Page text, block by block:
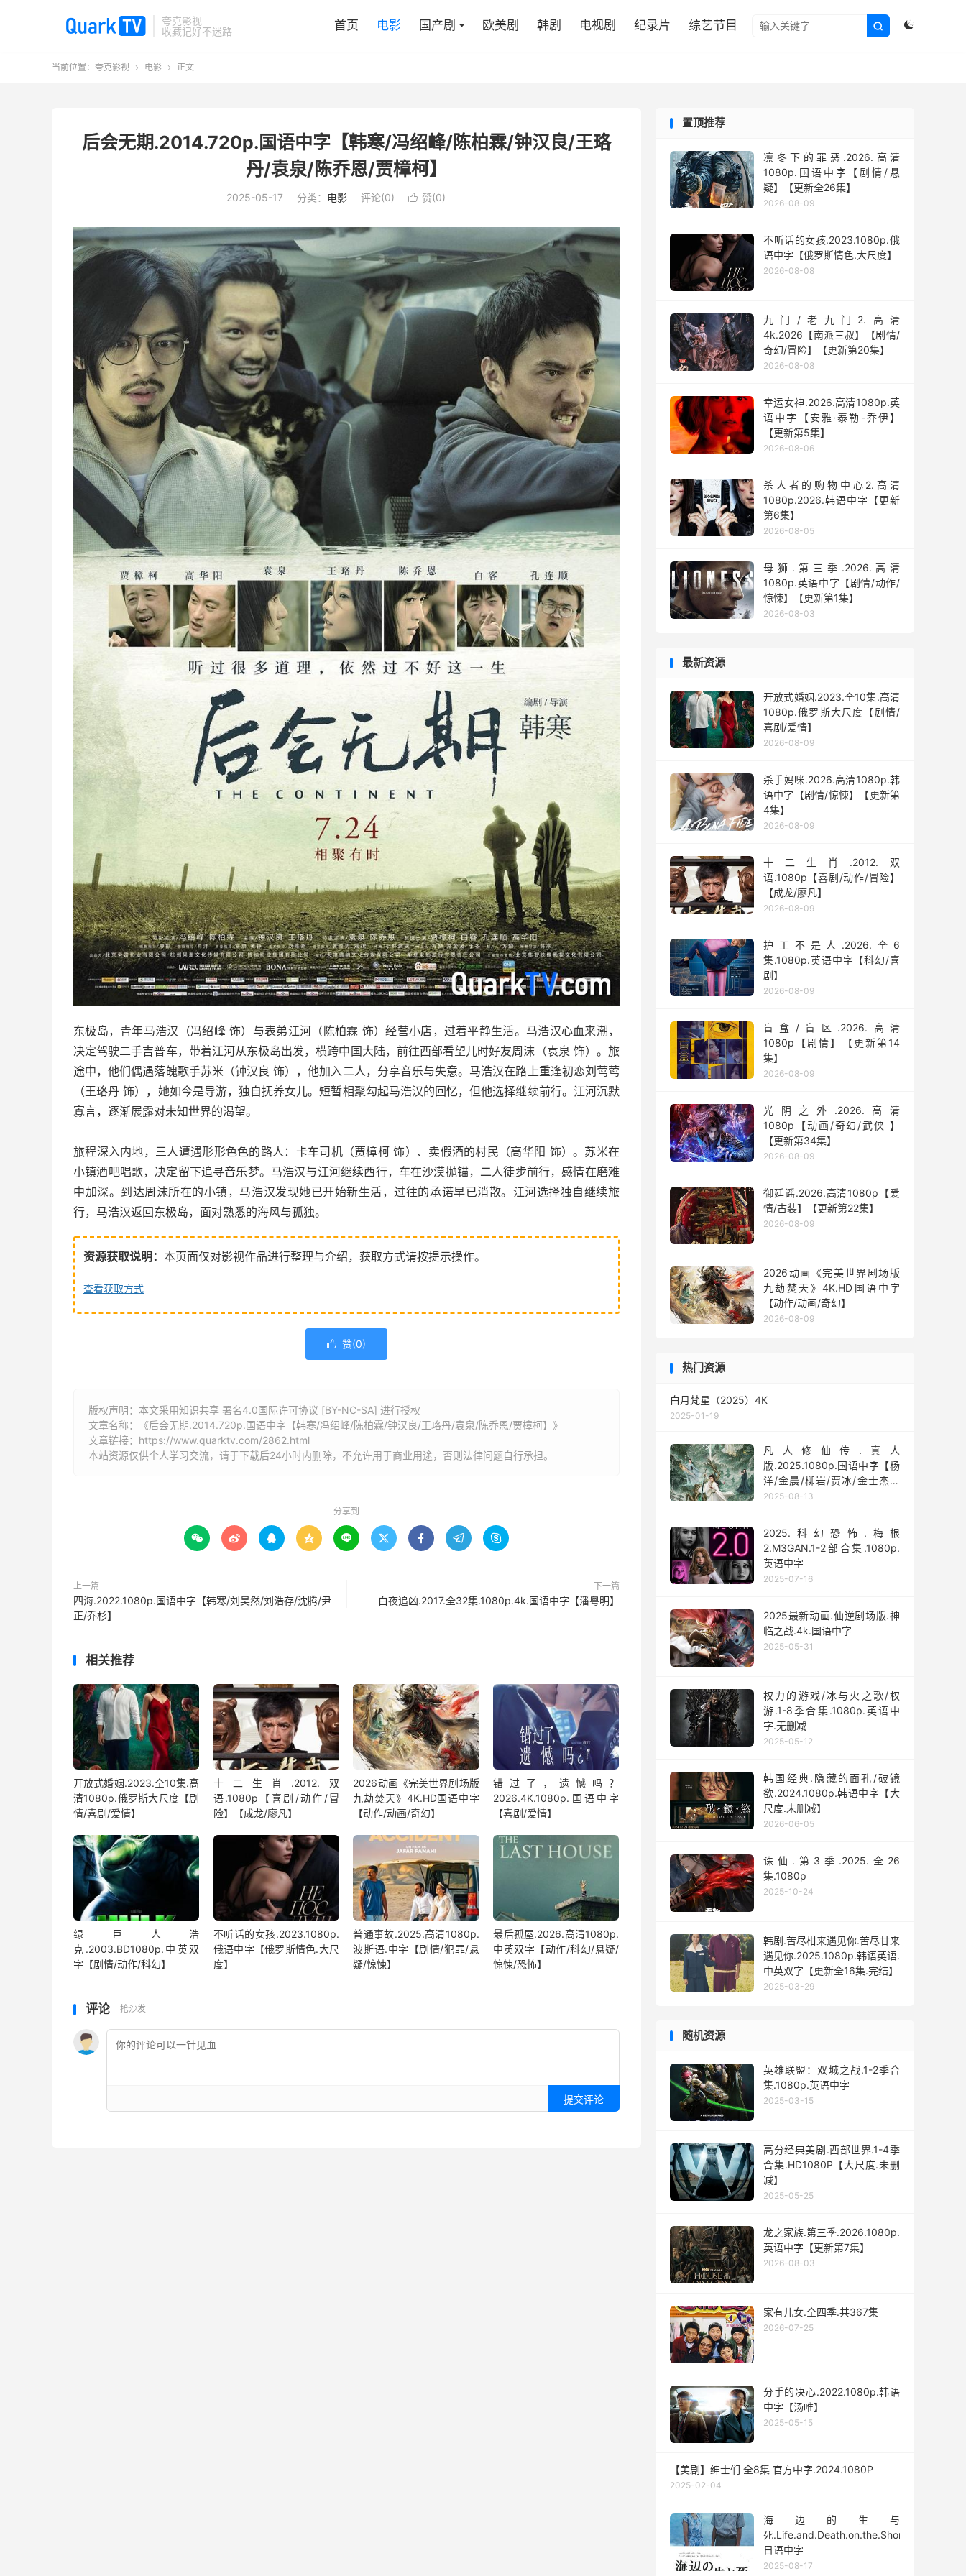
夸克影视
收藏记好不迷路


首页 电影 国产剧 欧美剧 韩剧 电视剧 纪录片 综艺节目
当前位置： 夸克影视  电影  正文
后会无期.2014.720p.国语中字【韩寒/冯绍峰/陈柏霖/钟汉良/王珞
丹/袁泉/陈乔恩/贾樟柯】
2025-05-17 分类： 电影 评论(0)  赞(0)
东极岛，青年马浩汉（冯绍峰 饰）与表弟江河（陈柏霖 饰）经营小店，过着平静生活。马浩汉心血来潮，
决定驾驶二手吉普车，带着江河从东极岛出发，横跨中国大陆，前往西部看望儿时好友周沫（袁泉 饰）。旅
途中，他们偶遇落魄歌手苏米（钟汉良 饰），他加入二人，分享音乐与失意。马浩汉在路上重逢初恋刘莺莺
（王珞丹 饰），她如今是导游，独自抚养女儿。短暂相聚勾起马浩汉的回忆，但他选择继续前行。江河沉默
寡言，逐渐展露对未知世界的渴望。
旅程深入内地，三人遭遇形形色色的路人：卡车司机（贾樟柯 饰）、卖假酒的村民（高华阳 饰）。苏米在
小镇酒吧唱歌，决定留下追寻音乐梦。马浩汉与江河继续西行，车在沙漠抛锚，二人徒步前行，感情在磨难
中加深。到达周沫所在的小镇，马浩汉发现她已开始新生活，过往的承诺早已消散。江河选择独自继续旅
行，马浩汉返回东极岛，面对熟悉的海风与孤独。
资源获取说明： 本页面仅对影视作品进行整理与介绍，获取方式请按提示操作。
查看获取方式
 赞(0)
版权声明：本文采用知识共享 署名4.0国际许可协议 [BY-NC-SA] 进行授权
文章名称：《后会无期.2014.720p.国语中字【韩寒/冯绍峰/陈柏霖/钟汉良/王珞丹/袁泉/陈乔恩/贾樟柯】》
文章链接： https://www.quarktv.com/2862.html
本站资源仅供个人学习交流，请于下载后24小时内删除，不允许用于商业用途，否则法律问题自行承担。
分享到
        
上一篇
四海.2022.1080p.国语中字【韩寒/刘昊然/刘浩存/沈腾/尹
正/乔杉】
下一篇
白夜追凶.2017.全32集.1080p.4k.国语中字【潘粤明】
相关推荐
开放式婚姻.2023.全10集.高
清1080p.俄罗斯大尺度【剧
情/喜剧/爱情】
十二生肖.2012.双
语.1080p【喜剧/动作/冒
险】【成龙/廖凡】
2026动画《完美世界剧场版
九劫焚天》4K.HD国语中字
【动作/动画/奇幻】
错过了，遗憾吗？
2026.4K.1080p.国语中字
【喜剧/爱情】
绿巨人浩
克.2003.BD1080p.中英双
字【剧情/动作/科幻】
不听话的女孩.2023.1080p.
俄语中字【俄罗斯情色.大尺
度】
普通事故.2025.高清1080p.
波斯语.中字【剧情/犯罪/悬
疑/惊悚】
最后孤屋.2026.高清1080p.
中英双字【动作/科幻/悬疑/
惊悚/恐怖】
评论 抢沙发
提交评论
置顶推荐
凛冬下的罪恶.2026.高清
1080p.国语中字【剧情/悬
疑】【更新全26集】
2026-08-09
不听话的女孩.2023.1080p.俄
语中字【俄罗斯情色.大尺度】
2026-08-08
九门/老九门2.高清
4k.2026【南派三叔】【剧情/
奇幻/冒险】【更新第20集】
2026-08-08
幸运女神.2026.高清1080p.英
语中字【安雅·泰勒-乔伊】
【更新第5集】
2026-08-06
杀人者的购物中心2.高清
1080p.2026.韩语中字【更新
第6集】
2026-08-05
母狮.第三季.2026.高清
1080p.英语中字【剧情/动作/
惊悚】【更新第1集】
2026-08-03
最新资源
开放式婚姻.2023.全10集.高清
1080p.俄罗斯大尺度【剧情/
喜剧/爱情】
2026-08-09
杀手妈咪.2026.高清1080p.韩
语中字【剧情/惊悚】【更新第
4集】
2026-08-09
十二生肖.2012.双
语.1080p【喜剧/动作/冒险】
【成龙/廖凡】
2026-08-09
护工不是人.2026.全6
集.1080p.英语中字【科幻/喜
剧】
2026-08-09
盲盒/盲区.2026.高清
1080p【剧情】【更新第14
集】
2026-08-09
光阴之外.2026.高清
1080p【动画/奇幻/武侠 】
【更新第34集】
2026-08-09
御廷谣.2026.高清1080p【爱
情/古装】【更新第22集】
2026-08-09
2026动画《完美世界剧场版
九劫焚天》4K.HD国语中字
【动作/动画/奇幻】
2026-08-09
热门资源
白月梵星（2025）4K
2025-01-19
凡人修仙传.真人
版.2025.1080p.国语中字【杨
洋/金晨/柳岩/贾冰/金士杰】
【全30集】
2025-08-13
2025.科幻恐怖.梅根
2.M3GAN.1-2部合集.1080p.
英语中字
2025-07-16
2025最新动画.仙逆剧场版.神
临之战.4k.国语中字
2025-05-31
权力的游戏/冰与火之歌/权
游.1-8季合集.1080p.英语中
字.无删减
2025-05-12
韩国经典.隐藏的面孔/破镜
欲.2024.1080p.韩语中字【大
尺度.未删减】
2026-06-05
诛仙.第3季.2025.全26
集.1080p
2025-10-24
韩剧.苦尽柑来遇见你.苦尽甘来
遇见你.2025.1080p.韩语英语.
中英双字【更新全16集.完结】
2025-03-29
随机资源
英雄联盟：双城之战.1-2季合
集.1080p.英语中字
2025-03-15
高分经典美剧.西部世界.1-4季
合集.HD1080P【大尺度.未删
减】
2025-05-25
龙之家族.第三季.2026.1080p.
英语中字【更新第7集】
2026-08-03
家有儿女.全四季.共367集
2026-07-25
分手的决心.2022.1080p.韩语
中字【汤唯】
2025-05-15
【美剧】绅士们 全8集 官方中字.2024.1080P
2025-02-04
海边的生与
死
日语中字
2025-08-17